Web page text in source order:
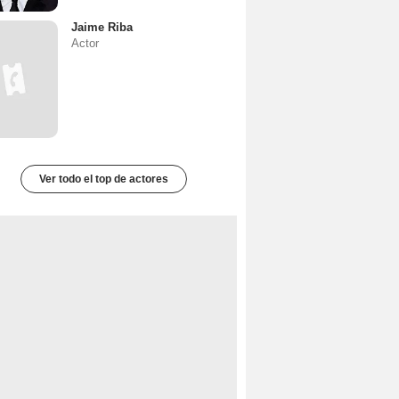
Jaime Riba
Actor
Ver todo el top de actores